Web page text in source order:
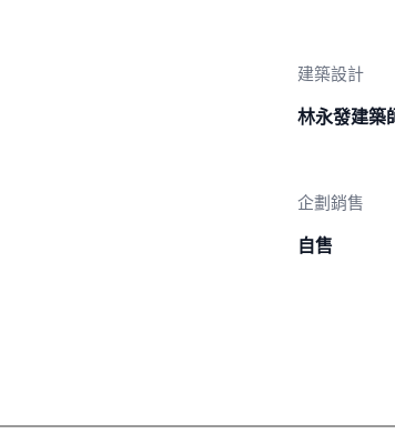
建築設計
林永發建築
企劃銷售
自售